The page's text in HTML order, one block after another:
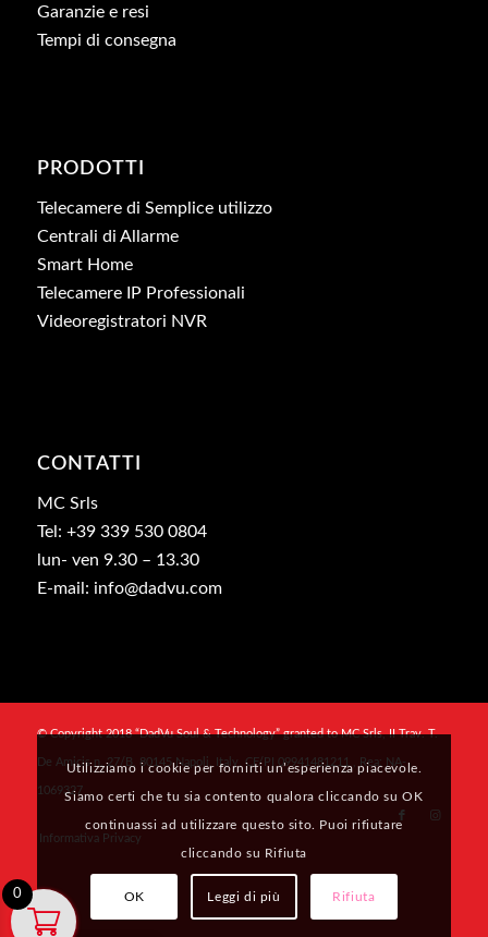
Garanzie e resi
Tempi di consegna
PRODOTTI
Telecamere di Semplice utilizzo
Centrali di Allarme
Smart Home
Telecamere IP Professionali
Videoregistratori NVR
CONTATTI
MC Srls
Tel: +39 339 530 0804
lun- ven 9.30 – 13.30
E-mail: info@dadvu.com
© Copyright 2018 “DadVu Soul & Technology” granted to MC Srls, II Trav. T.
De Amicis n. 27/B, 80145 Napoli, Italy, CF/PI 09941481211 , Rea: NA-
1069327
Informativa Privacy
Utilizziamo i cookie per fornirti un’esperienza piacevole.
Siamo certi che tu sia contento qualora cliccando su OK
continuassi ad utilizzare questo sito. Puoi rifiutare
cliccando su Rifiuta
OK Leggi di più Rifiuta
0